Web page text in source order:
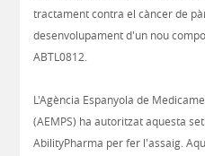
tractament contra el càncer de
desenvolupament d'un nou
ABTL0812.
L'Agència Espanyola de
(AEMPS) ha autoritzat aquesta
AbilityPharma per fer l'assaig.